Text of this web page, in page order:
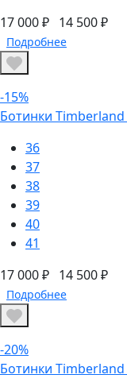
17 000 ₽ 14 500 ₽
Подробнее
-15%
Ботинки
36
37
38
39
40
41
17 000 ₽ 14 500 ₽
Подробнее
-20%
Ботинки